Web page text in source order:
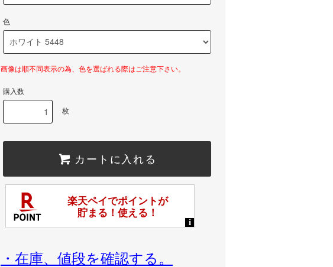
色
画像は順不同表示の為、色を選ばれる際はご注意下さい。
購入数
枚
カートに入れる
・在庫、値段を確認する。